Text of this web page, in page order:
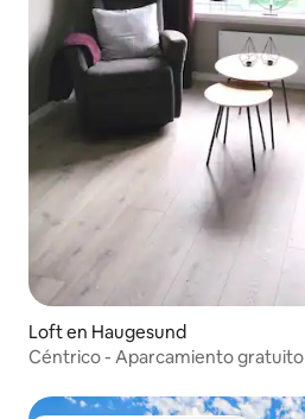
Loft en Haugesund
Céntrico - Aparcamiento gratuito